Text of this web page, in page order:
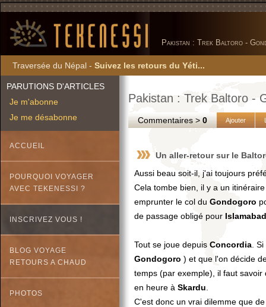
Pakistan : Trek Baltoro -
Traversée du Népal - Suivez les retours du Yéti...
PARUTIONS D'ARTICLES
Je m'abonne
Je me désabonne
ACCUEIL
POURQUOI VOYAGER
AVEC TEKENESSI ?
INSCRIVEZ VOUS !
BLOG VOYAGE
RETOURS A CHAUD
PHOTOS
Pakistan : Trek Baltoro -
Commentaires >0 Ajouter
Un aller-retour sur le
Aussi beau soit-il, j'ai toujours
Cela tombe bien, il y a un
emprunter le col du Gondogoro
de passage obligé pour Islamabad
Tout se joue depuis Concordia .
Gondogoro ) et que l'on décide
temps (par exemple), il faut
en heure à Skardu
C'est donc un vrai dilemme que